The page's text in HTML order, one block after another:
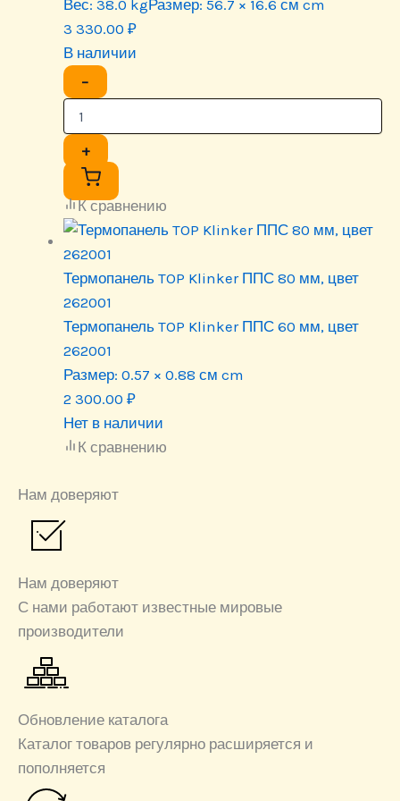
Вес: 38.0 kgРазмер: 56.7 × 16.6 см cm
3 330.00 ₽
В наличии
−
+
К сравнению
Термопанель TOP Klinker ППС 80 мм, цвет
262001
Термопанель TOP Klinker ППС 60 мм, цвет
262001
Размер: 0.57 × 0.88 см cm
2 300.00 ₽
Нет в наличии
К сравнению
Нам доверяют
Нам доверяют
С нами работают известные мировые
производители
Обновление каталога
Каталог товаров регулярно расширяется и
пополняется